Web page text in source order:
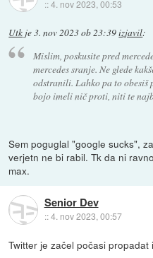
::4. nov 2023, 00:53
Utk je3. nov 2023 ob 23:39izjavil:
Mislim, poskusite pred
mercedes sranje. Ne glede
odstranili. Lahko pa to obesiš
bojo imeli nič proti, niti te
Sem poguglal "google sucks",
verjetn ne bi rabil. Tk da ni
max.
Senior Dev
::4. nov 2023, 00:57
Twitter je začel počasi